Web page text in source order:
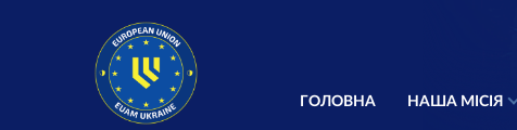
ГОЛОВНА НАША МІСІЯ